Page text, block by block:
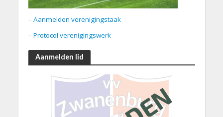
– Aanmelden verenigingstaak
– Protocol verenigingswerk
Aanmelden lid